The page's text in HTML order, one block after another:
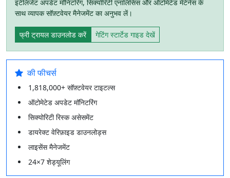
इंटेलिजेंट अपडेट मॉनिटरिंग, सिक्योरिटी एनालिसिस और ऑटोमेटेड मेंटेनेंस के
साथ व्यापक सॉफ़्टवेयर मैनेजमेंट का अनुभव लें।
फ्री ट्रायल डाउनलोड करें गेटिंग स्टार्टेड गाइड देखें
की फीचर्स
1,818,000+ सॉफ़्टवेयर टाइटल्स
ऑटोमेटेड अपडेट मॉनिटरिंग
सिक्योरिटी रिस्क असेसमेंट
डायरेक्ट वेरिफ़ाइड डाउनलोड्स
लाइसेंस मैनेजमेंट
24×7 शेड्यूलिंग